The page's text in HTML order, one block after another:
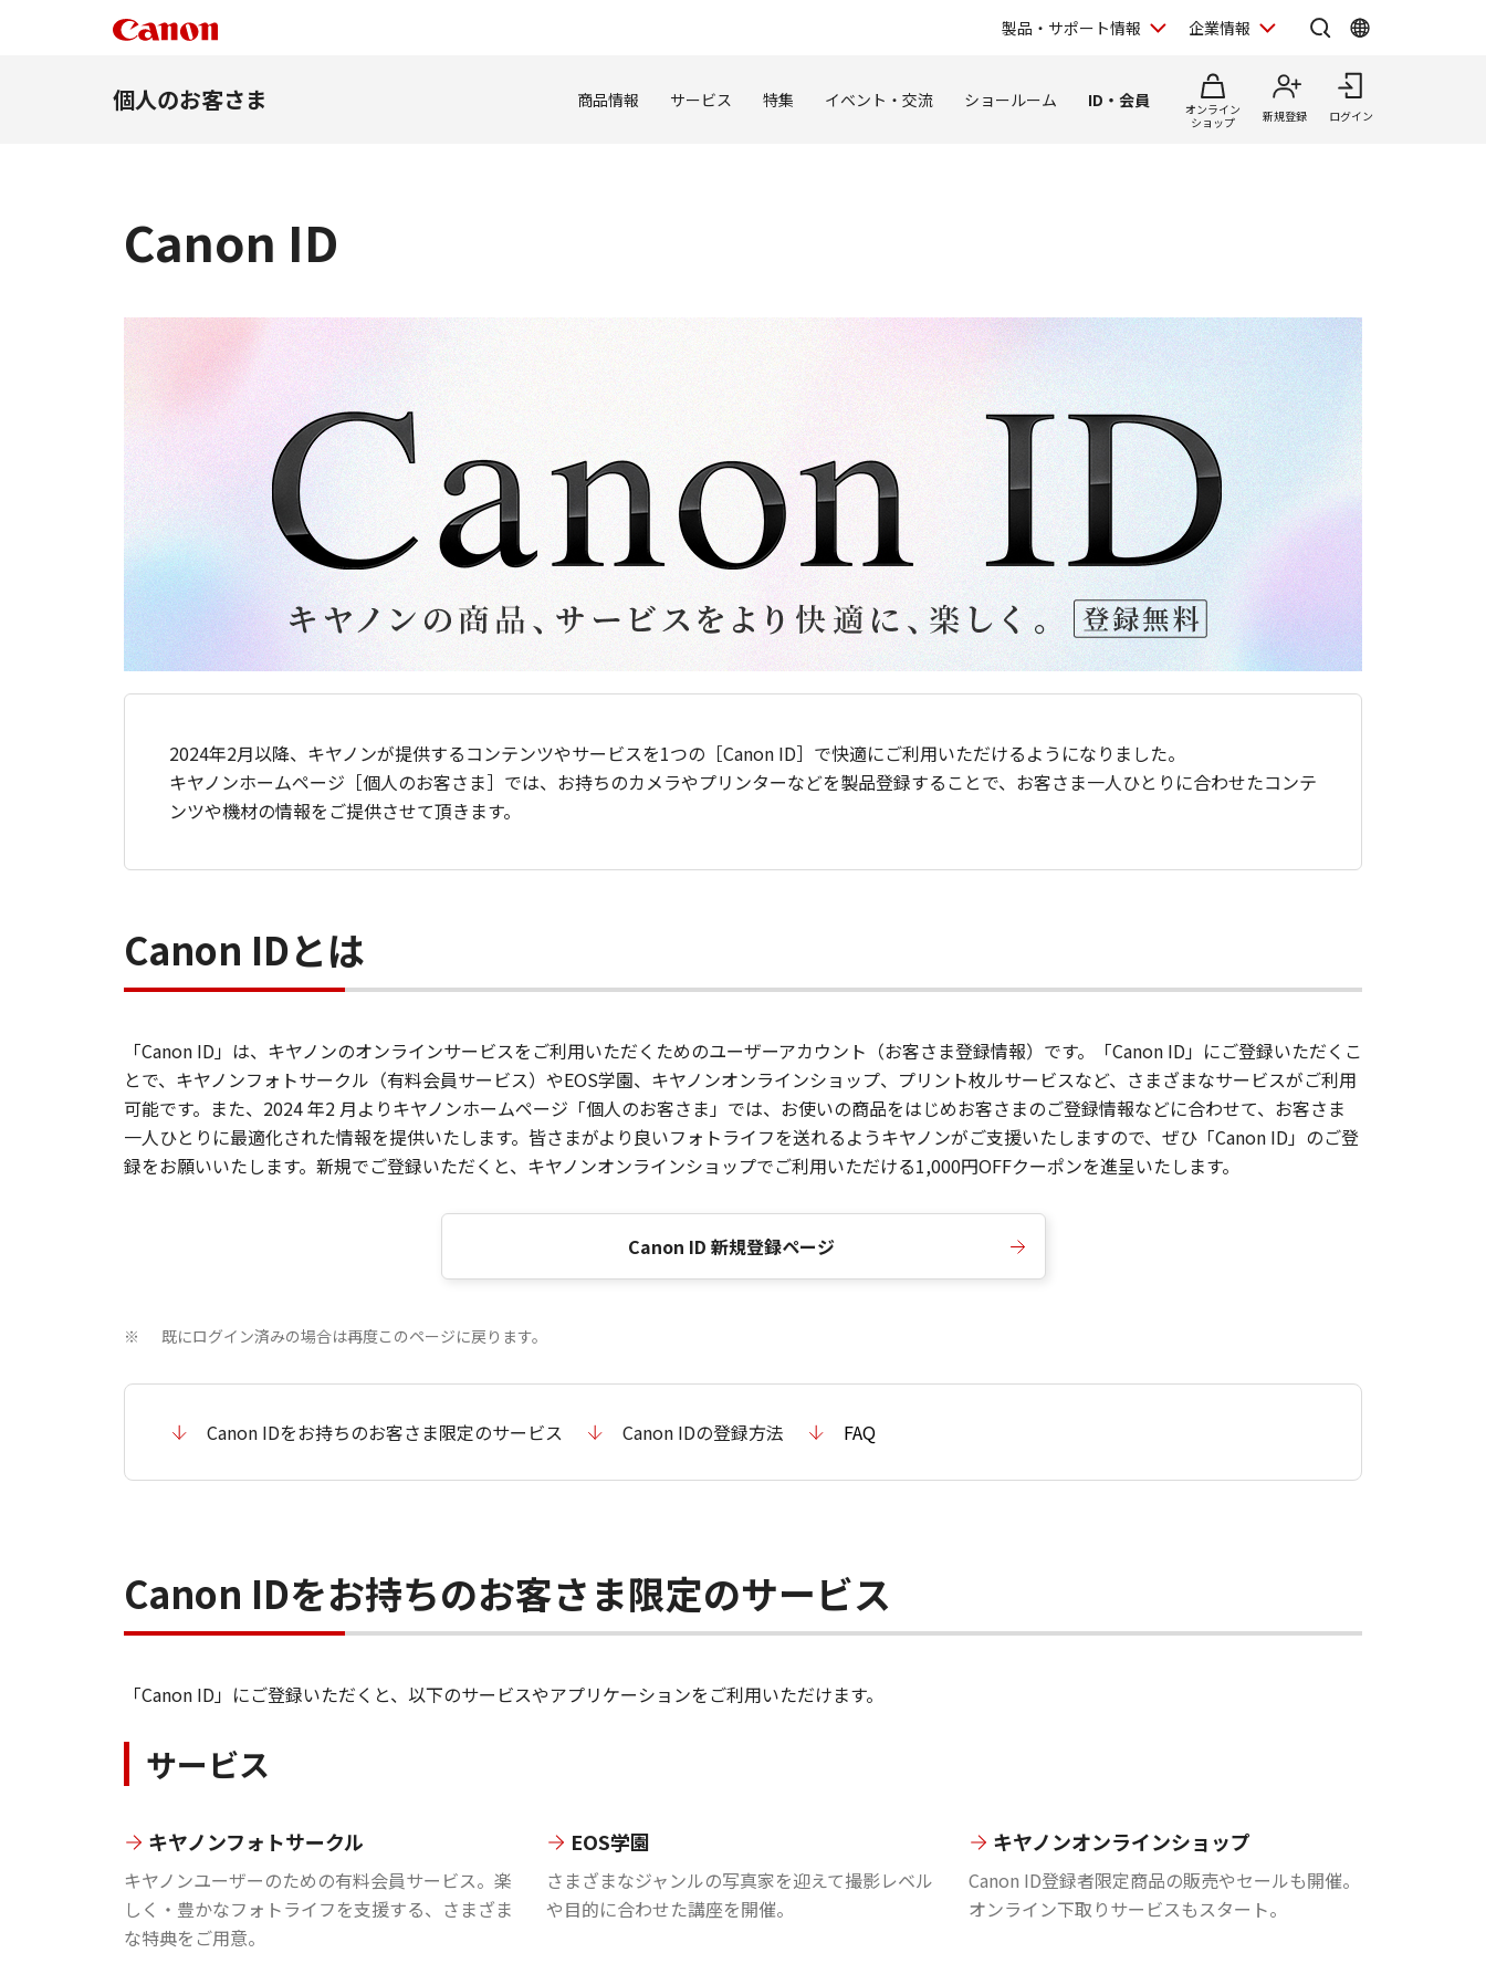
製品・サポート情報 企業情報
個人のお客さま 商品情報 サービス 特集 イベント・交流 ショールーム ID・会員
オンライン
ショップ
新規登録 ログイン
Canon ID
2024年2月以降、キヤノンが提供するコンテンツやサービスを1つの［Canon ID］で快適にご利用いただけるようになりました。
キヤノンホームページ［個人のお客さま］では、お持ちのカメラやプリンターなどを製品登録することで、お客さま一人ひとりに合わせたコンテ
ンツや機材の情報をご提供させて頂きます。
Canon IDとは
「Canon ID」は、キヤノンのオンラインサービスをご利用いただくためのユーザーアカウント（お客さま登録情報）です。「Canon ID」にご登録いただくこ
とで、キヤノンフォトサークル（有料会員サービス）やEOS学園、キヤノンオンラインショップ、プリント枚ルサービスなど、さまざまなサービスがご利用
可能です。また、2024 年2 月よりキヤノンホームページ「個人のお客さま」では、お使いの商品をはじめお客さまのご登録情報などに合わせて、お客さま
一人ひとりに最適化された情報を提供いたします。皆さまがより良いフォトライフを送れるようキヤノンがご支援いたしますので、ぜひ「Canon ID」のご登
録をお願いいたします。新規でご登録いただくと、キヤノンオンラインショップでご利用いただける1,000円OFFクーポンを進呈いたします。
Canon ID 新規登録ページ
※ 既にログイン済みの場合は再度このページに戻ります。
Canon IDをお持ちのお客さま限定のサービス Canon IDの登録方法 FAQ
Canon IDをお持ちのお客さま限定のサービス
「Canon ID」にご登録いただくと、以下のサービスやアプリケーションをご利用いただけます。
サービス
キヤノンフォトサークル
キヤノンユーザーのための有料会員サービス。楽
しく・豊かなフォトライフを支援する、さまざま
な特典をご用意。
EOS学園
さまざまなジャンルの写真家を迎えて撮影レベル
や目的に合わせた講座を開催。
キヤノンオンラインショップ
Canon ID登録者限定商品の販売やセールも開催。
オンライン下取りサービスもスタート。